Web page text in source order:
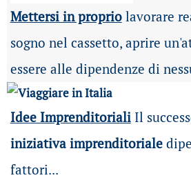
Mettersi in propriolavorare
sogno nel cassetto, aprire
essere alle dipendenze di
Idee ImprenditorialiIl
iniziativa imprenditoriale
fattori...